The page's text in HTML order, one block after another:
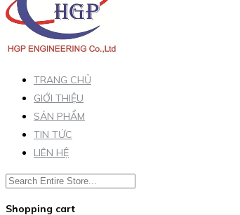
TRANG CHỦ
GIỚI THIỆU
SẢN PHẨM
TIN TỨC
LIÊN HỆ
Shopping cart